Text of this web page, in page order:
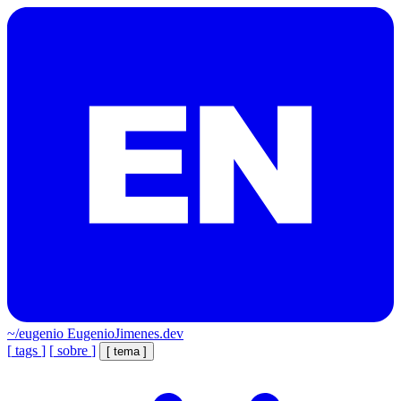
~/eugenio EugenioJimenes.dev
[ tags ] [ sobre ] [ tema ]